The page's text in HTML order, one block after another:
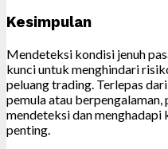
Kesimpulan
Mendeteksi kondisi jenuh
kunci untuk menghindari
peluang trading. Terlepas
pemula atau berpengalaman,
mendeteksi dan menghadapi
penting.